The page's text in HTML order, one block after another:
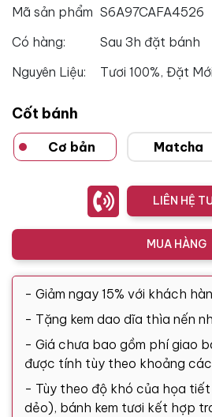
Mã sản phẩm S6A97CAFA4526
Có hàng:
Sau 3h đặt bánh
Nguyên Liệu:
Tươi 100%, Đặt
Cốt bánh
Cơ bản Matcha
LIÊN HỆ
MUA HÀNG
- Giảm ngay 15% với khách
- Tặng kem dao dĩa thìa nến
- Giá chưa bao gồm phí giao
được tính tùy theo khoảng
- Tùy theo độ khó của họa
dẻo), bánh kem tươi kết hợp